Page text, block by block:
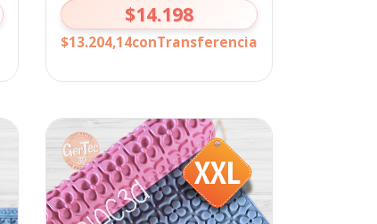
$14.198
$13.204,14conTransferencia